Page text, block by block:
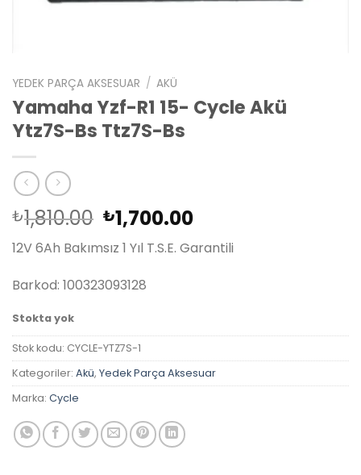
YEDEK PARÇA AKSESUAR / AKÜ
Yamaha Yzf-R1 15- Cycle Akü
Ytz7S-Bs Ttz7S-Bs
₺1,810.00 Orijinal
fiyat:
₺1,810.00.
₺1,700.00Şu
andaki
fiyat:
12V 6Ah Bakımsız 1 Yıl T.S.E. Garantili
Barkod: 100323093128
Stokta yok
Stok kodu: CYCLE-YTZ7S-1
Kategoriler: Akü, Yedek Parça Aksesuar
Marka: Cycle